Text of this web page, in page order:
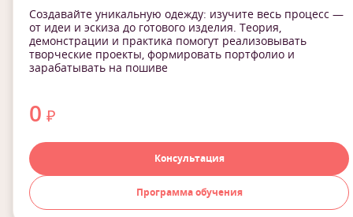
Создавайте уникальную одежду: изучите весь процесс —
от идеи и эскиза до готового изделия. Теория,
демонстрации и практика помогут реализовывать
творческие проекты, формировать портфолио и
зарабатывать на пошиве
0 ₽
Консультация
Программа обучения